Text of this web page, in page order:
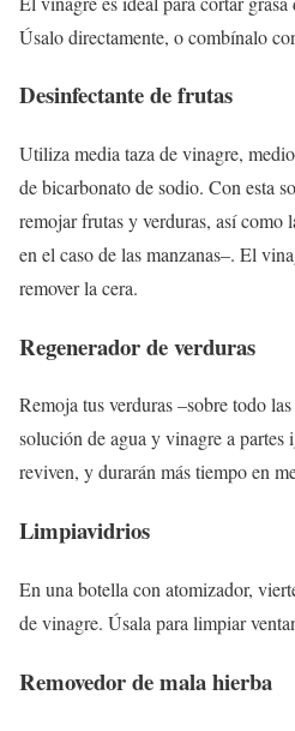
Úsalo directamente, o combínalo
Desinfectante de frutas
Utiliza media taza de vinagre,
de bicarbonato de sodio. Con esta
remojar frutas y verduras, así como
en el caso de las manzanas–. El
remover la cera.
Regenerador de verduras
Remoja tus verduras –sobre todo
solución de agua y vinagre a partes
reviven, y durarán más tiempo en
Limpiavidrios
En una botella con atomizador,
de vinagre. Úsala para limpiar
Removedor de mala hierba